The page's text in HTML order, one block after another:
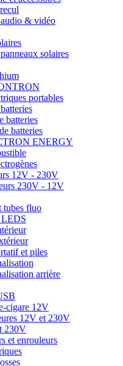
& vidéo
solaires
portables
batteries
batteries
ENERGY
12V - 230V
230V - 12V
tubes fluo
LEDS
et piles
arrière
cigare 12V
12V et 230V
230V
et enrouleurs